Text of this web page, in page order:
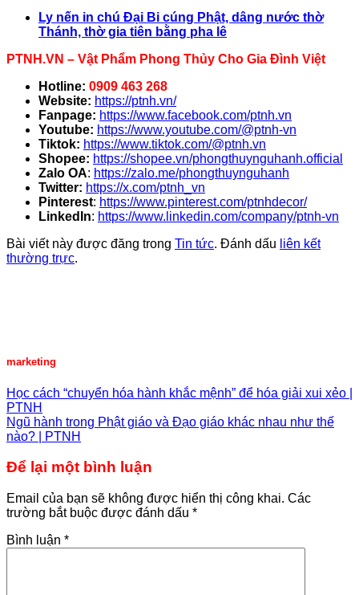
Ly nến in chú Đại Bi cúng Phật, dâng nước thờ
Thánh, thờ gia tiên bằng pha lê
PTNH.VN – Vật Phẩm Phong Thủy Cho Gia Đình Việt
Hotline: 0909 463 268
Website: https://ptnh.vn/
Fanpage: https://www.facebook.com/ptnh.vn
Youtube: https://www.youtube.com/@ptnh-vn
Tiktok: https://www.tiktok.com/@ptnh.vn
Shopee: https://shopee.vn/phongthuynguhanh.official
Zalo OA: https://zalo.me/phongthuynguhanh
Twitter: https://x.com/ptnh_vn
Pinterest: https://www.pinterest.com/ptnhdecor/
LinkedIn: https://www.linkedin.com/company/ptnh-vn
Bài viết này được đăng trong Tin tức. Đánh dấu liên kết
thường trực.
marketing
Học cách “chuyển hóa hành khắc mệnh” để hóa giải xui xẻo |
PTNH
Ngũ hành trong Phật giáo và Đạo giáo khác nhau như thế
nào? | PTNH
Để lại một bình luận
Email của bạn sẽ không được hiển thị công khai. Các
trường bắt buộc được đánh dấu *
Bình luận *